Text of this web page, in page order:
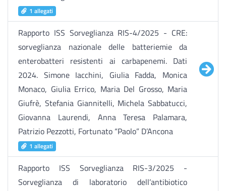
1 allegati
Rapporto ISS Sorveglianza RIS-4/2025 - CRE:
sorveglianza nazionale delle batteriemie da
enterobatteri resistenti ai carbapenemi. Dati
2024. Simone Iacchini, Giulia Fadda, Monica
Monaco, Giulia Errico, Maria Del Grosso, Maria
Giufrè, Stefania Giannitelli, Michela Sabbatucci,
Giovanna Laurendi, Anna Teresa Palamara,
Patrizio Pezzotti, Fortunato “Paolo” D’Ancona
1 allegati
Rapporto ISS Sorveglianza RIS-3/2025 -
Sorveglianza di laboratorio dell’antibiotico